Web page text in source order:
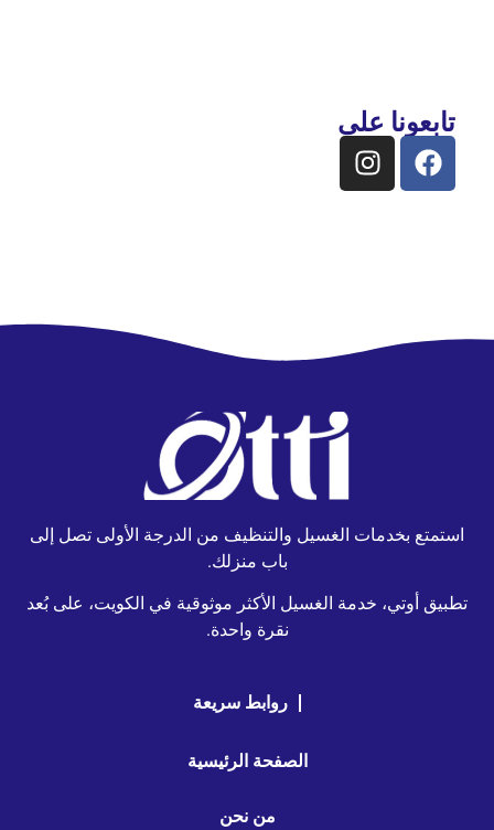
تابعونا على
استمتع بخدمات الغسيل والتنظيف من الدرجة الأولى تصل إلى
باب منزلك.
تطبيق أوتي، خدمة الغسيل الأكثر موثوقية في الكويت، على بُعد
نقرة واحدة.
روابط سريعة
الصفحة الرئيسية
من نحن